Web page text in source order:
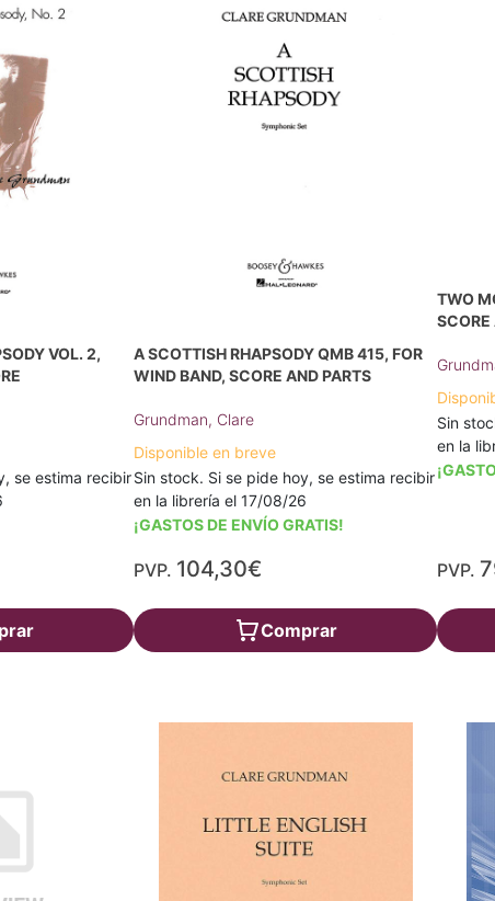
VOL. 2,
se estima recibir
A SCOTTISH RHAPSODY QMB 415, FOR
WIND BAND, SCORE AND PARTS
Grundman, Clare
Disponible en breve
Sin stock. Si se pide hoy, se estima recibir
en la librería el 17/08/26
¡GASTOS DE ENVÍO GRATIS!
PVP. 104,30€
Comprar
TWO
SCORE
Sin
en la
PVP.